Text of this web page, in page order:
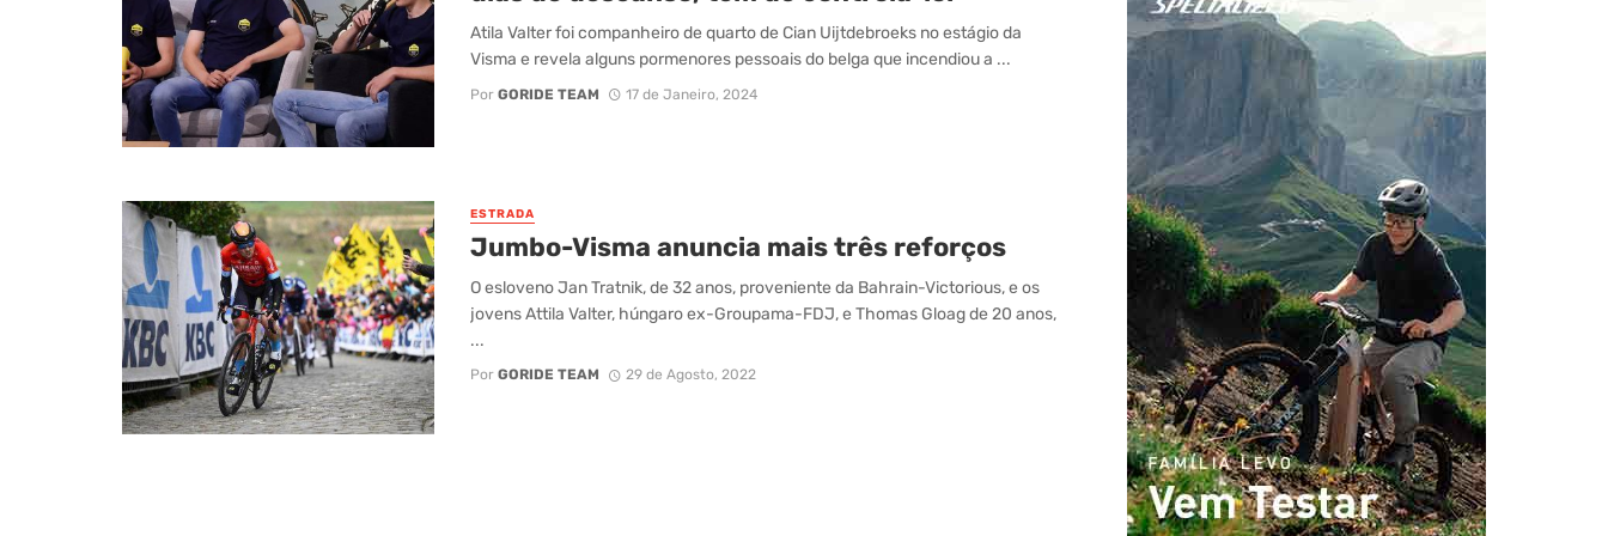
Atila Valter foi companheiro de quarto de Cian Uijtdebroeks no estágio da
Visma e revela alguns pormenores pessoais do belga que incendiou a ...
Por GORIDE TEAM 17 de Janeiro, 2024
ESTRADA
Jumbo-Visma anuncia mais três reforços
O esloveno Jan Tratnik, de 32 anos, proveniente da Bahrain-Victorious, e os
jovens Attila Valter, húngaro ex-Groupama-FDJ, e Thomas Gloag de 20 anos,
...
Por GORIDE TEAM 29 de Agosto, 2022